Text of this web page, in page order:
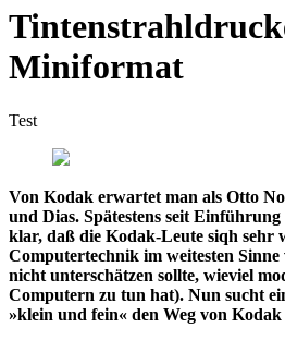
Miniformat
Test
Von Kodak erwartet man als Otto
und Dias. Spätestens seit
klar, daß die Kodak-Leute siqh sehr
Computertechnik im weitesten Sinne
nicht unterschätzen sollte, wieviel
Computern zu tun hat). Nun sucht
»klein und fein« den Weg von